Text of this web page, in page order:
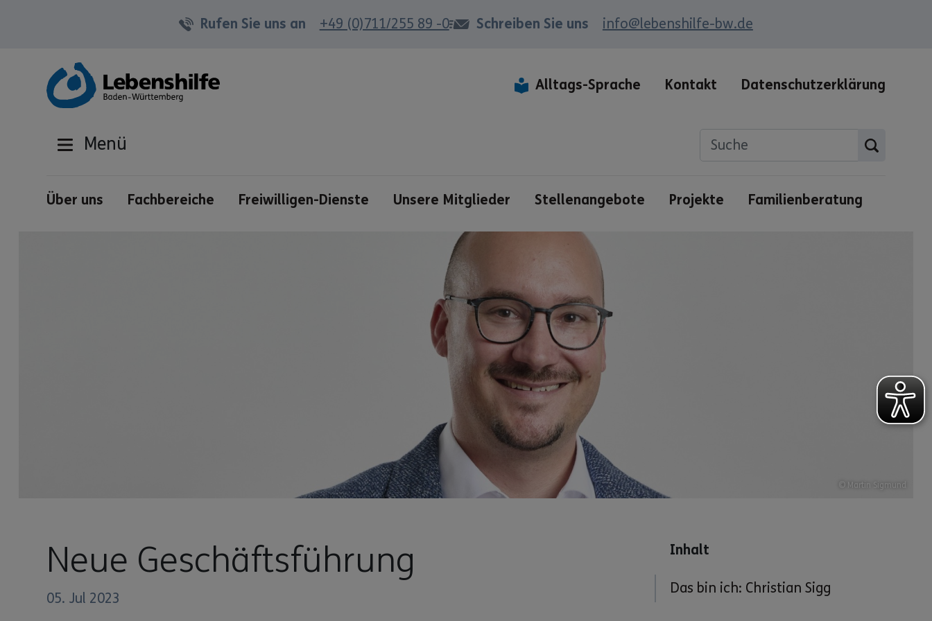
Rufen Sie uns an +49 (0)711/255 89 -0 Schreiben Sie uns info@lebenshilfe-bw.de
Alltags-Sprache Kontakt Datenschutzerklärung
Menü
Über uns Fachbereiche Freiwilligen-Dienste Unsere Mitglieder Stellenangebote Projekte Familienberatung
© Martin Sigmund
Neue Geschäftsführung
05. Jul 2023
Inhalt
Das bin ich: Christian Sigg